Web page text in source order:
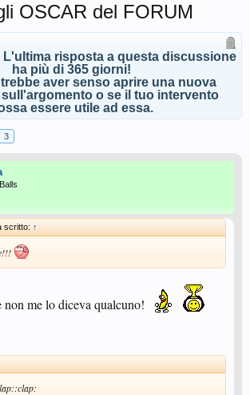
OSCAR del FORUM
L'ultima risposta a questa discussione
ha più di 365 giorni!
aver senso aprire una nuova
o se il tuo intervento
essere utile ad essa.
3
scritto: ↑
non me lo diceva qualcuno!